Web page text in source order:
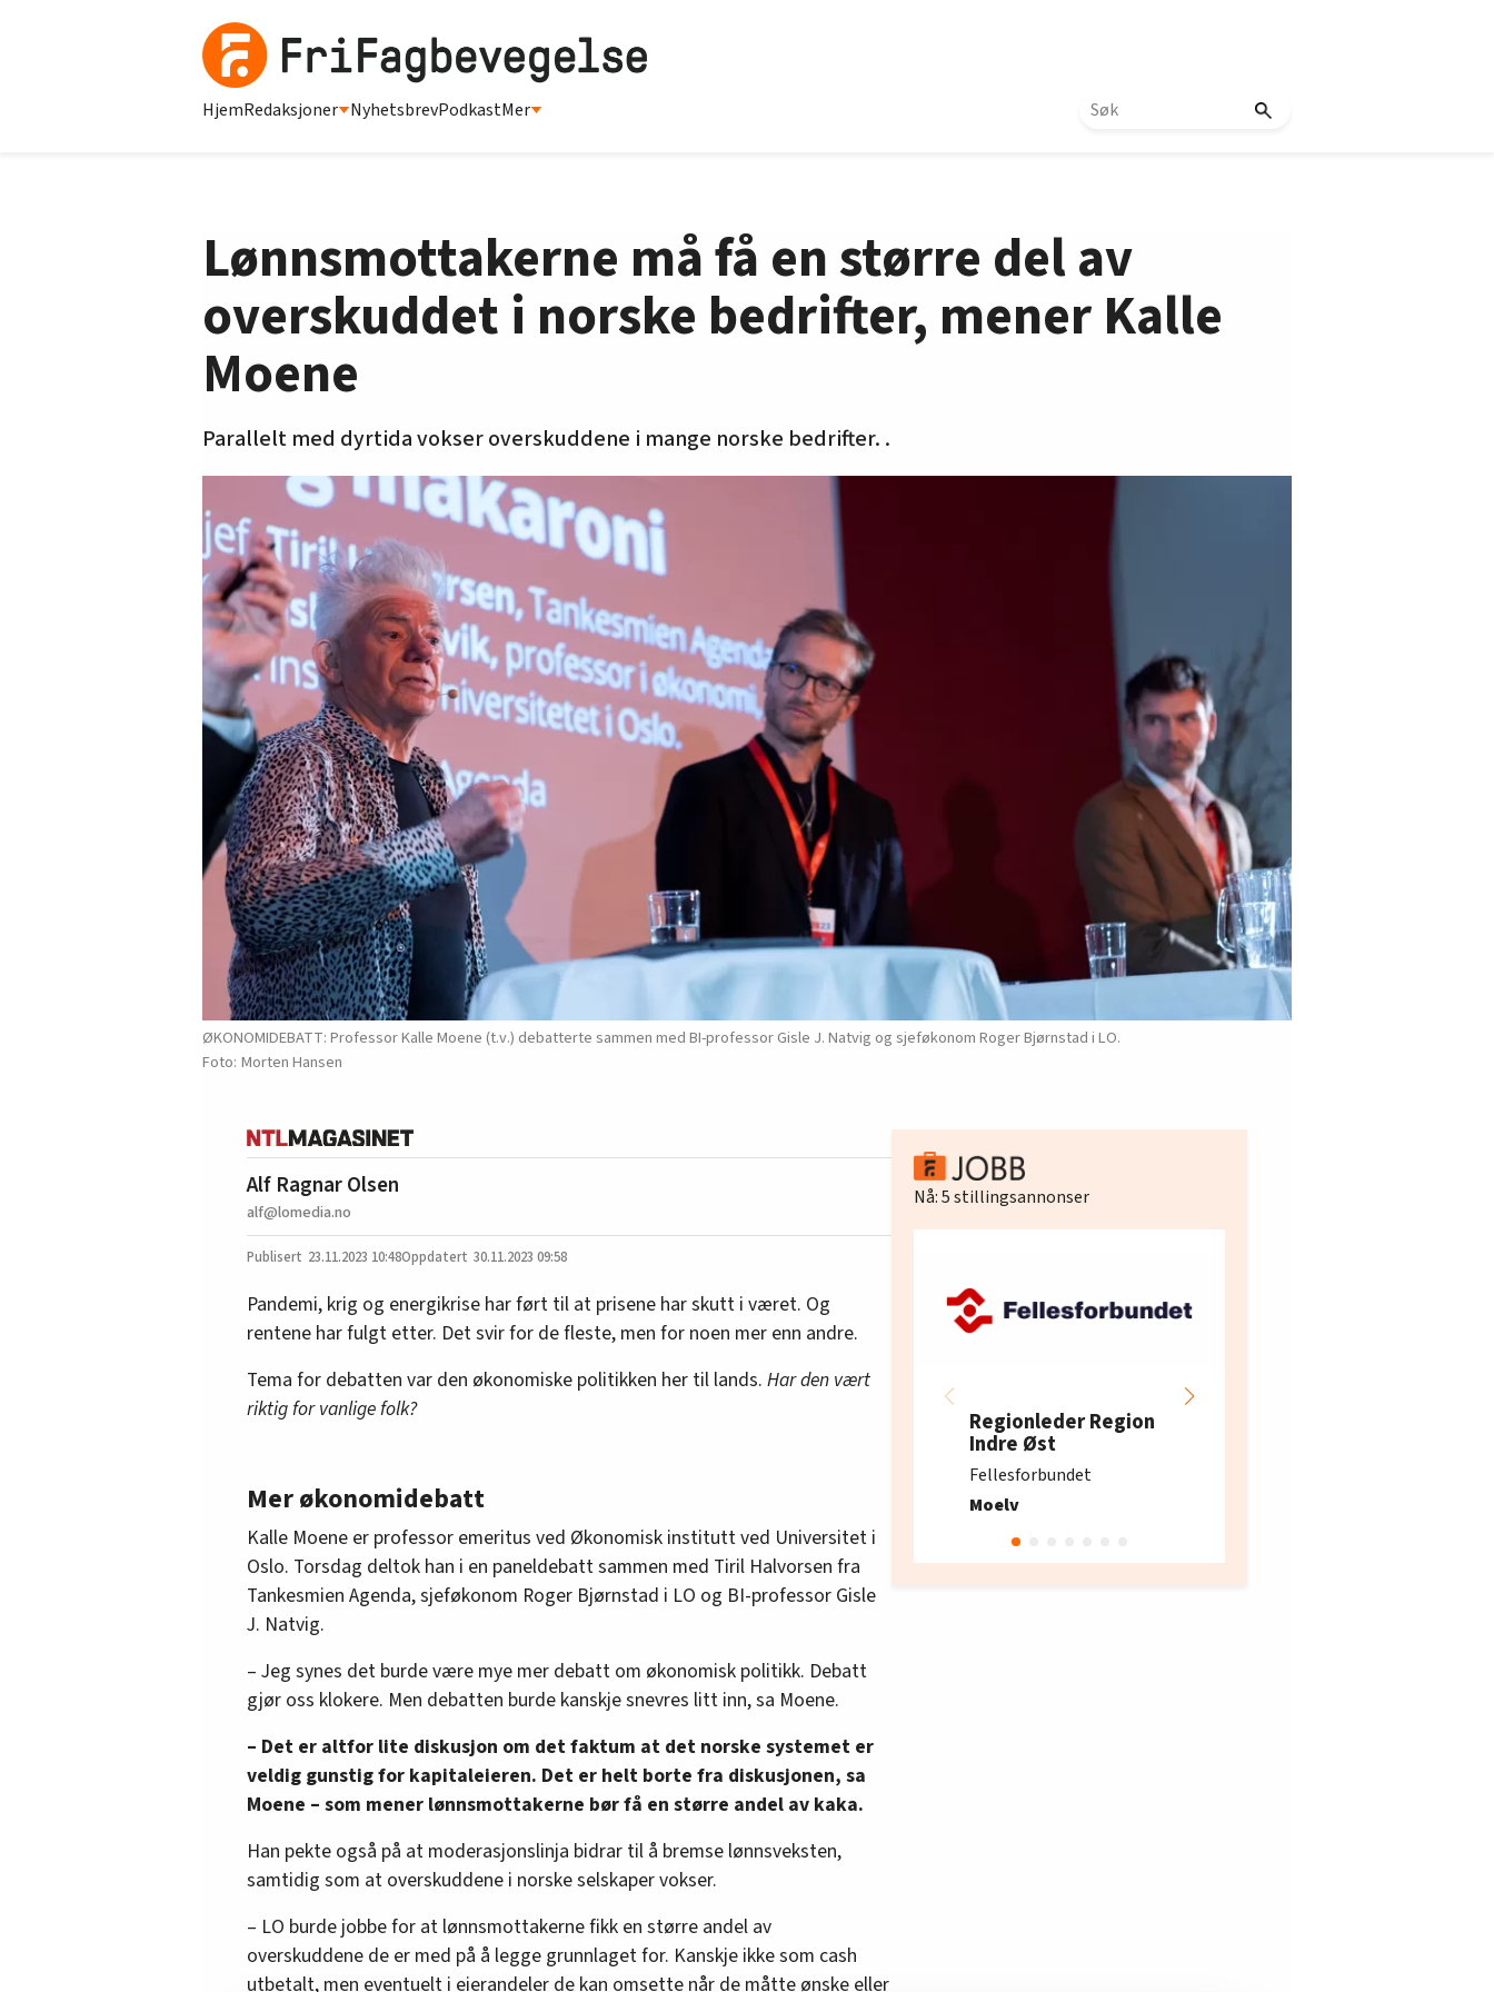
HjemRedaksjoner NyhetsbrevPodkastMer
Lønnsmottakerne må få en større del av
overskuddet i norske bedrifter, mener Kalle
Moene
Parallelt med dyrtida vokser overskuddene i mange norske bedrifter. .
ØKONOMIDEBATT: Professor Kalle Moene (t.v.) debatterte sammen med BI-professor Gisle J. Natvig og sjeføkonom Roger Bjørnstad i LO.
Morten Hansen
Alf Ragnar Olsen
alf@lomedia.no
23.11.2023 10:48 30.11.2023 09:58
Pandemi, krig og energikrise har ført til at prisene har skutt i været. Og
rentene har fulgt etter. Det svir for de fleste, men for noen mer enn andre.
Tema for debatten var den økonomiske politikken her til lands. Har den vært
riktig for vanlige folk?
Mer økonomidebatt
Kalle Moene er professor emeritus ved Økonomisk institutt ved Universitet i
Oslo. Torsdag deltok han i en paneldebatt sammen med Tiril Halvorsen fra
Tankesmien Agenda, sjeføkonom Roger Bjørnstad i LO og BI-professor Gisle
J. Natvig.
– Jeg synes det burde være mye mer debatt om økonomisk politikk. Debatt
gjør oss klokere. Men debatten burde kanskje snevres litt inn, sa Moene.
– Det er altfor lite diskusjon om det faktum at det norske systemet er
veldig gunstig for kapitaleieren. Det er helt borte fra diskusjonen, sa
Moene – som mener lønnsmottakerne bør få en større andel av kaka.
Han pekte også på at moderasjonslinja bidrar til å bremse lønnsveksten,
samtidig som at overskuddene i norske selskaper vokser.
– LO burde jobbe for at lønnsmottakerne fikk en større andel av
overskuddene de er med på å legge grunnlaget for. Kanskje ikke som cash
utbetalt, men eventuelt i eierandeler de kan omsette når de måtte ønske eller
Nå:5stillingsannonser
Regionleder Region
Indre Øst
Fellesforbundet
Moelv